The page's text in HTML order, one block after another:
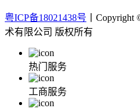
粤ICP备18021438号 丨
术有限公司 版权所有
热门服务
工商服务